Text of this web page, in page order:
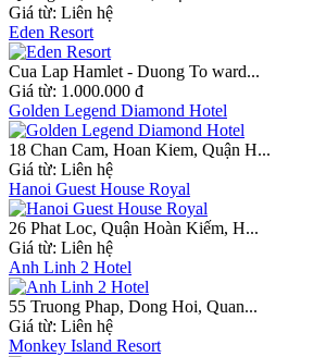
Giá từ: Liên hệ
Eden Resort
Cua Lap Hamlet - Duong To ward...
Giá từ: 1.000.000 đ
Golden Legend Diamond Hotel
18 Chan Cam, Hoan Kiem, Quận H...
Giá từ: Liên hệ
Hanoi Guest House Royal
26 Phat Loc, Quận Hoàn Kiếm, H...
Giá từ: Liên hệ
Anh Linh 2 Hotel
55 Truong Phap, Dong Hoi, Quan...
Giá từ: Liên hệ
Monkey Island Resort